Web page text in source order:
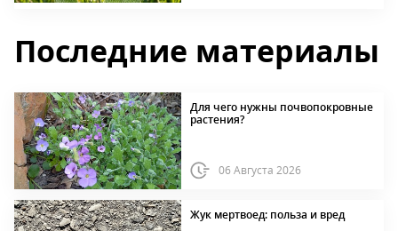
Последние материалы
Для чего нужны почвопокровные
растения?
06 Августа 2026
Жук мертвоед: польза и вред